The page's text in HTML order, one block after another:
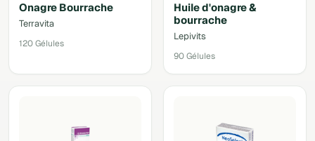
Onagre Bourrache
Terravita
120 Gélules
Huile d'onagre &
bourrache
Lepivits
90 Gélules